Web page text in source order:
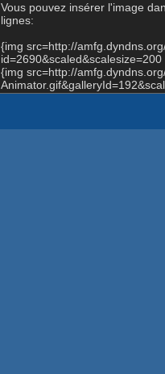
Vous pouvez insérer l'image
lignes:
{img src=http://
id=2690&scaled&scalesize=200
{img src=http://